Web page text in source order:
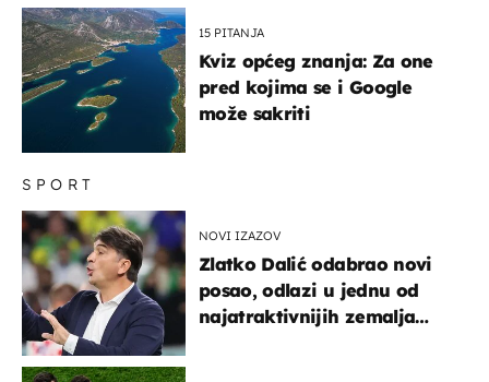
SPORT
NOVI IZAZOV
Zlatko Dalić odabrao novi
posao, odlazi u jednu od
najatraktivnijih zemalja
15 PITANJA
Kviz općeg znanja: Za one
pred kojima se i Google
može sakriti